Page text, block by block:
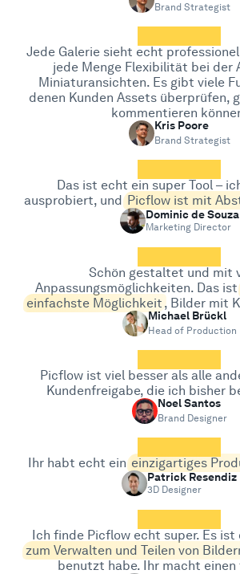
Brand Strategist
Jede Galerie sieht echt
jede Menge Flexibilität bei der
Miniaturansichten. Es gibt viele
denen Kunden Assets überprüfen,
kommentieren
Kris Poore
Brand Strategist
Das ist echt ein super Tool –
ausprobiert, undPicflow ist mit
Dominic de Souza
Marketing Director
Schön gestaltet und mit
Anpassungsmöglichkeiten. Das ist
einfachste Möglichkeit , Bilder mit
Michael Brückl
Head of Production
Picflow ist viel besser als alle
Kundenfreigabe, die ich bisher
Noel Santos
Brand Designer
Ihr habt echt eineinzigartiges
Patrick Resendiz
3D Designer
Ich finde Picflow echt super. Es
zum Verwalten und Teilen von
benutzt habe. Ihr macht einen